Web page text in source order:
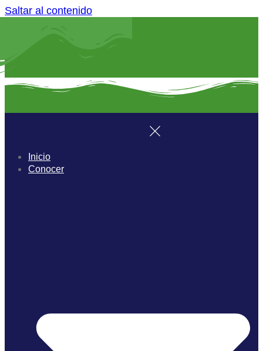
Saltar al contenido
Inicio
Conocer